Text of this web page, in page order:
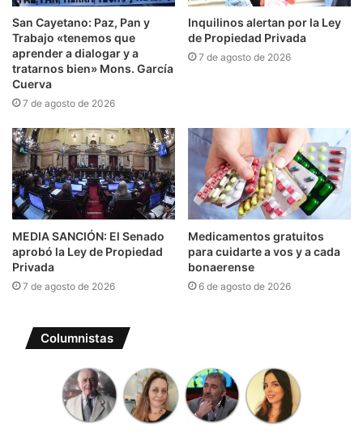
San Cayetano: Paz, Pan y
Trabajo «tenemos que
aprender a dialogar y a
tratarnos bien» Mons. García
Cuerva
7 de agosto de 2026
Inquilinos alertan por la Ley
de Propiedad Privada
7 de agosto de 2026
MEDIA SANCIÓN: El Senado
aprobó la Ley de Propiedad
Privada
7 de agosto de 2026
Medicamentos gratuitos
para cuidarte a vos y a cada
bonaerense
6 de agosto de 2026
Columnistas